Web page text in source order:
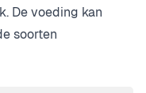
De voeding kan
soorten